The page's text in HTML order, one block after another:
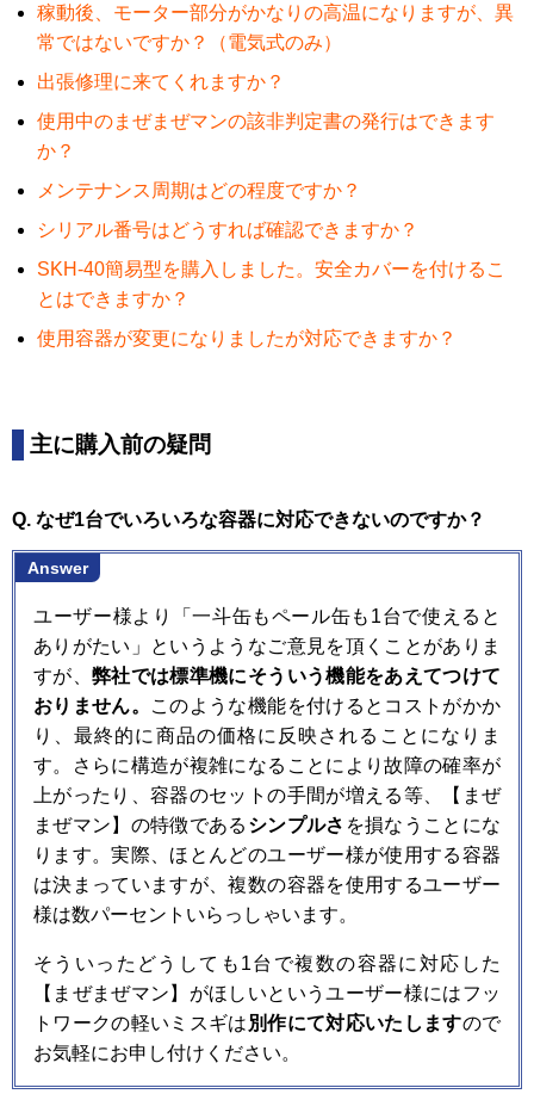
稼動後、モーター部分がかなりの高温になりますが、異
常ではないですか？（電気式のみ）
出張修理に来てくれますか？
使用中のまぜまぜマンの該非判定書の発行はできます
か？
メンテナンス周期はどの程度ですか？
シリアル番号はどうすれば確認できますか？
SKH-40簡易型を購入しました。安全カバーを付けるこ
とはできますか？
使用容器が変更になりましたが対応できますか？
主に購入前の疑問
Q. なぜ1台でいろいろな容器に対応できないのですか？
Answer
ユーザー様より「一斗缶もペール缶も1台で使えると
ありがたい」というようなご意見を頂くことがありま
すが、弊社では標準機にそういう機能をあえてつけて
おりません。
このような機能を付けるとコストがかか
り、最終的に商品の価格に反映されることになりま
す。さらに構造が複雑になることにより故障の確率が
上がったり、容器のセットの手間が増える等、【まぜ
まぜマン】の特徴である シンプルさ を損なうことにな
ります。実際、ほとんどのユーザー様が使用する容器
は決まっていますが、複数の容器を使用するユーザー
様は数パーセントいらっしゃいます。
そういったどうしても1台で複数の容器に対応した
【まぜまぜマン】がほしいというユーザー様にはフッ
トワークの軽いミスギは 別作にて対応いたしますので
お気軽にお申し付けください。